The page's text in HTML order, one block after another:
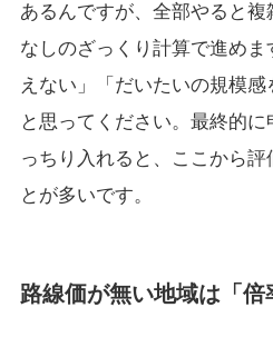
あるんですが、全部やると
なしのざっくり計算で進め
えない」「だいたいの規模
と思ってください。最終的
っちり入れると、ここから評
とが多いです。
路線価が無い地域は「倍